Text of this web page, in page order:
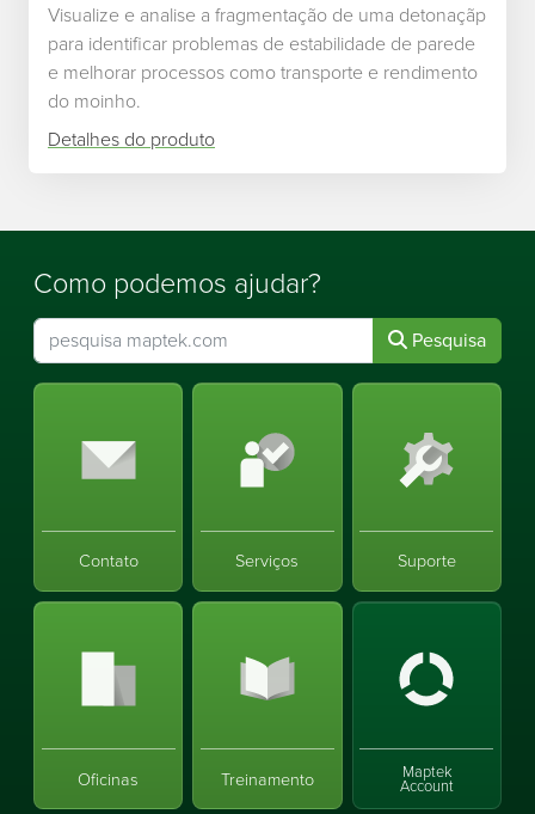
Visualize e analise a fragmentação de uma detonaçãp
para identificar problemas de estabilidade de parede
e melhorar processos como transporte e rendimento
do moinho.
Detalhes do produto
Como podemos ajudar?
Pesquisa
Contato Serviços Suporte
Oficinas Treinamento Maptek
Account